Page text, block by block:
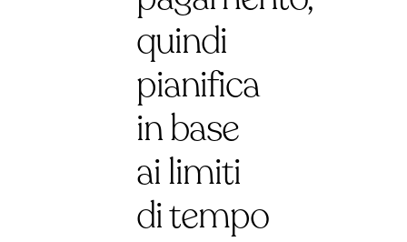
quindi
pianifica
in base
ai limiti
di tempo